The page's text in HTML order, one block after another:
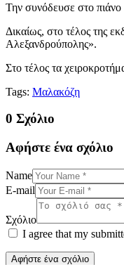
Την συνόδευσε στο
Δικαίως, στο τέλος της
Αλεξανδρούπολης».
Στο τέλος τα
Tags: Μαλακόζη
0 Σχόλιο
Αφήστε ένα σχόλιο
Name
E-mail
Σχόλιο
I agree that my